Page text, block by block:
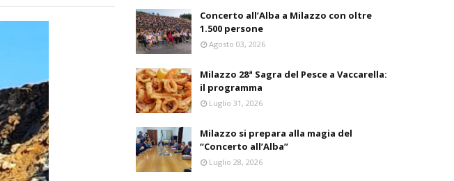
Concerto all’Alba a Milazzo con oltre
1.500 persone
Agosto 03, 2026
Milazzo 28ª Sagra del Pesce a Vaccarella:
il programma
Luglio 31, 2026
Milazzo si prepara alla magia del
“Concerto all’Alba”
Luglio 28, 2026